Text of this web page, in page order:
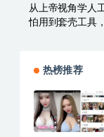
从上帝视角学人
怕用到套壳工具
热榜推荐